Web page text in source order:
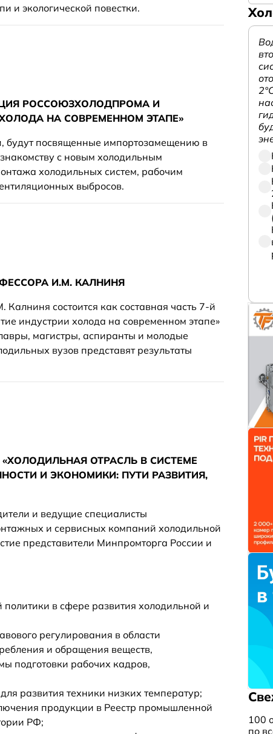
и экологической повестки.
РОССОЮЗХОЛОДПРОМА И
НА СОВРЕМЕННОМ ЭТАПЕ»
посвященные импортозамещению в
с новым холодильным
холодильных систем, рабочим
выбросов.
И.М. КАЛНИНЯ
состоится как составная часть 7-й
индустрии холода на современном этапе»
магистры, аспиранты и молодые
вузов представят результаты
ОТРАСЛЬ В СИСТЕМЕ
И ЭКОНОМИКИ: ПУТИ РАЗВИТИЯ,
и ведущие специалисты
и сервисных компаний холодильной
представители Минпромторга России и
в сфере развития холодильной и
регулирования в области
и обращения веществ,
подготовки рабочих кадров,
развития техники низких температур;
продукции в Реестр промышленной
РФ;
100
по